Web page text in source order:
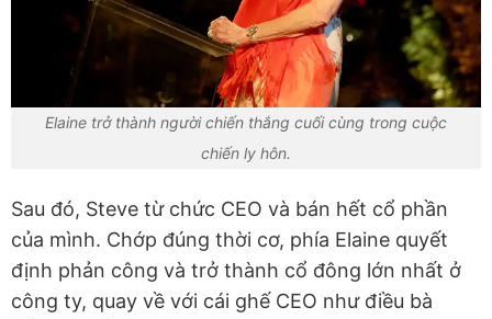
Elaine trở thành người chiến thắng cuối cùng trong cuộc
chiến ly hôn.
Sau đó, Steve từ chức CEO và bán hết cổ phần
của mình. Chớp đúng thời cơ, phía Elaine quyết
định phản công và trở thành cổ đông lớn nhất ở
công ty, quay về với cái ghế CEO như điều bà